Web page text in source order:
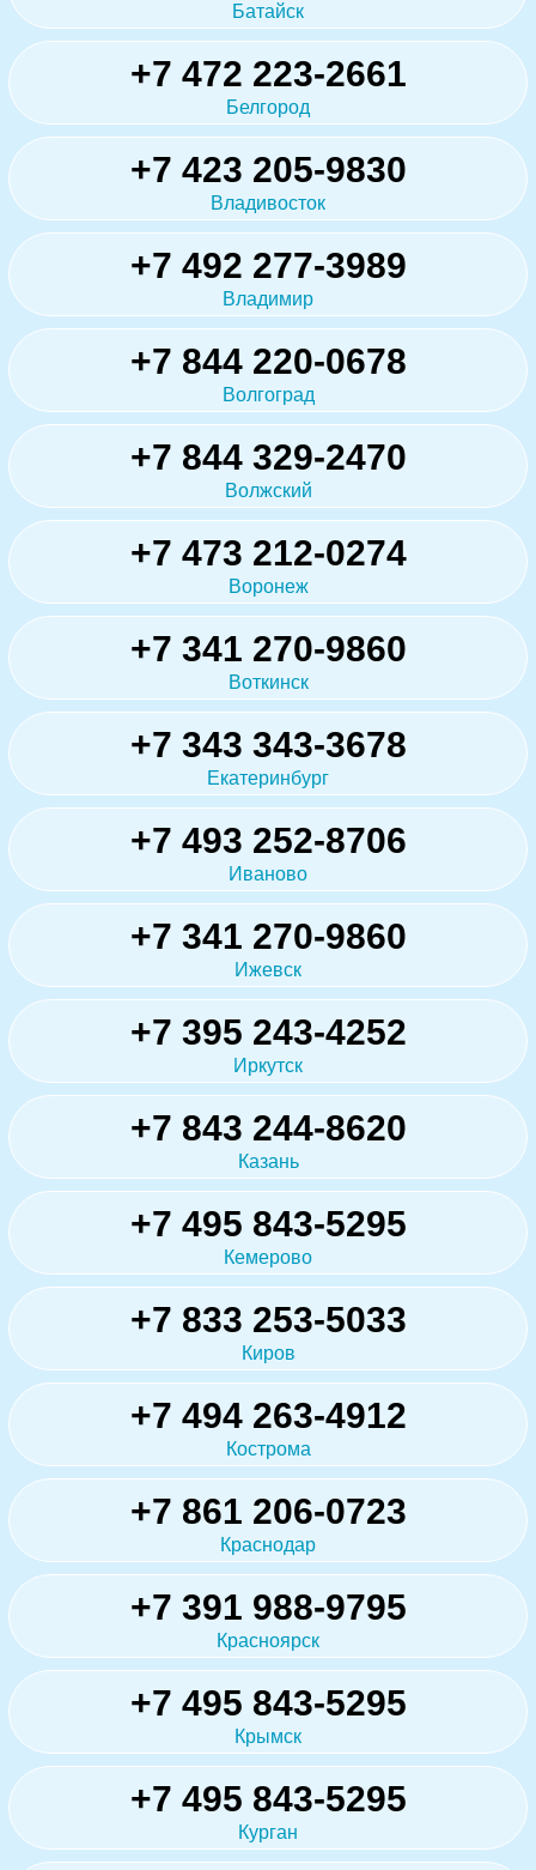
Батайск
+7 472 223-2661
Белгород
+7 423 205-9830
Владивосток
+7 492 277-3989
Владимир
+7 844 220-0678
Волгоград
+7 844 329-2470
Волжский
+7 473 212-0274
Воронеж
+7 341 270-9860
Воткинск
+7 343 343-3678
Екатеринбург
+7 493 252-8706
Иваново
+7 341 270-9860
Ижевск
+7 395 243-4252
Иркутск
+7 843 244-8620
Казань
+7 495 843-5295
Кемерово
+7 833 253-5033
Киров
+7 494 263-4912
Кострома
+7 861 206-0723
Краснодар
+7 391 988-9795
Красноярск
+7 495 843-5295
Крымск
+7 495 843-5295
Курган